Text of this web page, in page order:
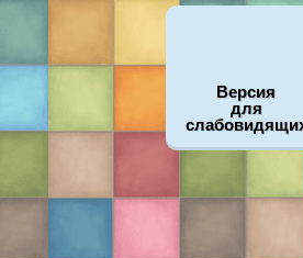
Версия
для